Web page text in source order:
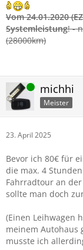
Vom 24.01.2020
Systemleistung! -
(28000km)
Online michhi
Meister
23. April 2025
Bevor ich 80€ für
die max. 4
Fahrradtour an
sollte man doch
(Einen Leihwagen
meinem Autohaus
musste ich